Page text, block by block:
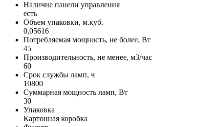
Наличие панели управления
есть
Объем упаковки, м.куб.
0,05616
Потребляемая мощность, не более, Вт
45
Производительность, не менее, м3/час
60
Срок службы ламп, ч
10800
Суммарная мощность ламп, Вт
30
Упаковка
Картонная коробка